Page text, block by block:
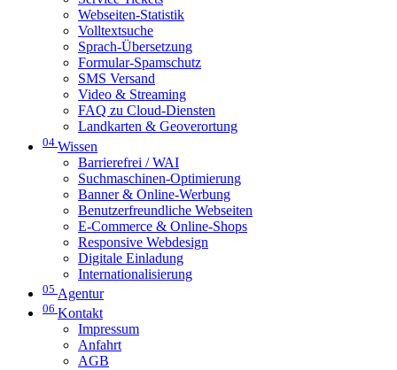
Webseiten-Statistik
Volltextsuche
Sprach-Übersetzung
Formular-Spamschutz
SMS Versand
Video & Streaming
FAQ zu Cloud-Diensten
Landkarten & Geoverortung
04 Wissen
Barrierefrei / WAI
Suchmaschinen-Optimierung
Banner & Online-Werbung
Benutzerfreundliche Webseiten
E-Commerce & Online-Shops
Responsive Webdesign
Digitale Einladung
Internationalisierung
05 Agentur
06 Kontakt
Impressum
Anfahrt
AGB